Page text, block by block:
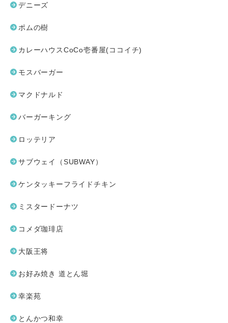
デニーズ
ポムの樹
カレーハウスCoCo壱番屋(ココイチ)
モスバーガー
マクドナルド
バーガーキング
ロッテリア
サブウェイ（SUBWAY）
ケンタッキーフライドチキン
ミスタードーナツ
コメダ珈琲店
大阪王将
お好み焼き 道とん堀
幸楽苑
とんかつ和幸